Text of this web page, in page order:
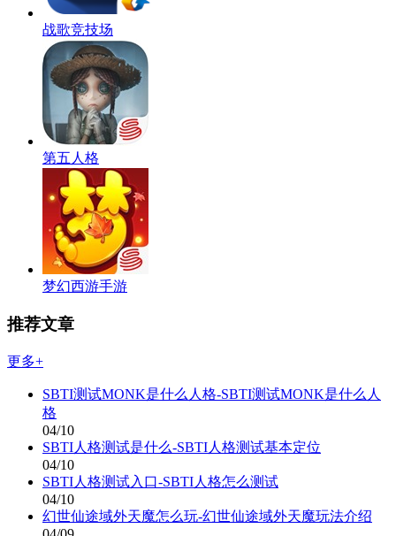
战歌竞技场
第五人格
梦幻西游手游
推荐文章
更多+
SBTI测试MONK是什么人格-SBTI测试MONK是什么人
格
04/10
SBTI人格测试是什么-SBTI人格测试基本定位
04/10
SBTI人格测试入口-SBTI人格怎么测试
04/10
幻世仙途域外天魔怎么玩-幻世仙途域外天魔玩法介绍